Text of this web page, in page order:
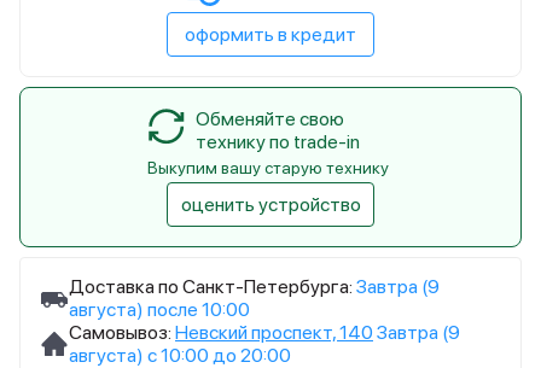
Доставка по Санкт-Петербурга: Завтра (9
августа) после 10:00
Самовывоз: Невский проспект, 140 Завтра (9
августа) с 10:00 до 20:00
оформить в кредит
Обменяйте свою
технику по trade-in
Выкупим вашу старую технику
оценить устройство